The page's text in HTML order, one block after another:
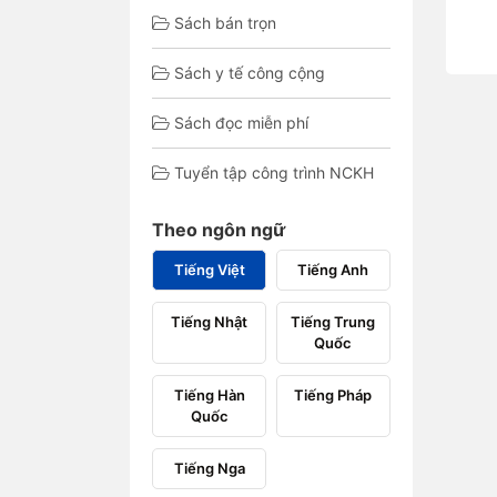
Sách bán trọn
Sách y tế công cộng
Sách đọc miễn phí
Tuyển tập công trình NCKH
Theo ngôn ngữ
Tiếng Việt Tiếng Anh
Tiếng Nhật
Tiếng Trung
Quốc
Tiếng Hàn
Quốc
Tiếng Pháp
Tiếng Nga